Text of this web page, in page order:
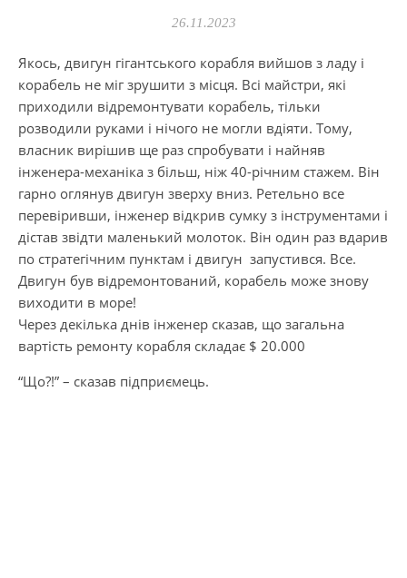
26.11.2023
Якось, двигун гігантського корабля вийшов з ладу і
корабель не міг зрушити з місця. Всі майстри, які
приходили відремонтувати корабель, тільки
розводили руками і нічого не могли вдіяти. Тому,
власник вирішив ще раз спробувати і найняв
інженера-механіка з більш, ніж 40-річним стажем. Він
гарно оглянув двигун зверху вниз. Ретельно все
перевіривши, інженер відкрив сумку з інструментами і
дістав звідти маленький молоток. Він один раз вдарив
по стратегічним пунктам і двигун запустився. Все.
Двигун був відремонтований, корабель може знову
виходити в море!
Через декілька днів інженер сказав, що загальна
вартість ремонту корабля складає $ 20.000
“Що?!” – сказав підприємець.